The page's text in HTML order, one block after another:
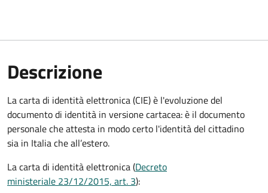
Descrizione
La carta di identità elettronica (CIE) è l'evoluzione del
documento di identità in versione cartacea: è il documento
personale che attesta in modo certo l'identità del cittadino
sia in Italia che all’estero.
La carta di identità elettronica (Decreto
ministeriale 23/12/2015, art. 3):